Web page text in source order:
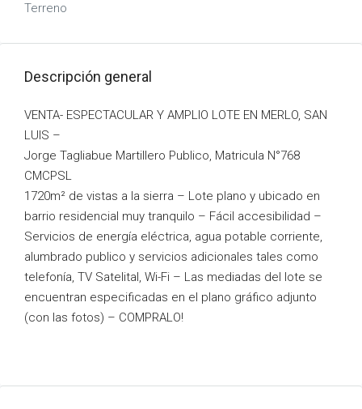
Terreno
Descripción general
VENTA- ESPECTACULAR Y AMPLIO LOTE EN MERLO, SAN
LUIS –
Jorge Tagliabue Martillero Publico, Matricula N°768
CMCPSL
1720m² de vistas a la sierra – Lote plano y ubicado en
barrio residencial muy tranquilo – Fácil accesibilidad –
Servicios de energía eléctrica, agua potable corriente,
alumbrado publico y servicios adicionales tales como
telefonía, TV Satelital, Wi-Fi – Las mediadas del lote se
encuentran especificadas en el plano gráfico adjunto
(con las fotos) – COMPRALO!